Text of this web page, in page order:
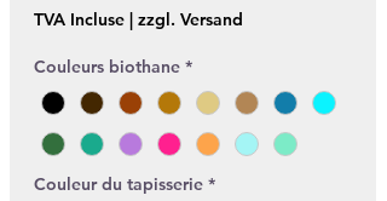
TVA Incluse | zzgl. Versand
Couleurs biothane *
Couleur du tapisserie *